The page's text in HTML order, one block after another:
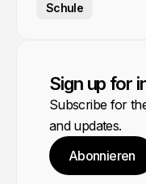
Schule
Sign up for
Subscribe for
and updates.
Abonnieren